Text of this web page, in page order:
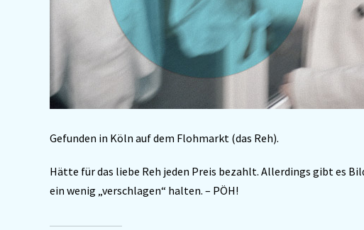
Gefunden in Köln auf dem Flohmarkt (das Reh).
Hätte für das liebe Reh jeden Preis bezahlt. Allerdings gibt es
ein wenig „verschlagen“ halten. – PÖH!